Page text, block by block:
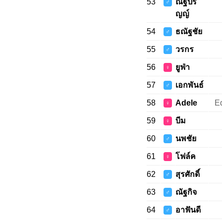
53 ♂
ณัฐปริ
ญญ์
54 ♂ ธณัฐชัย
55 ♂ วรกร
56 ♀ ยูฟ่า
57 ♂ เอกพันธ์
58 ♀ Adele
59 ♀ บีม
60 ♂ นพชัย
61 ♀ โฟล์ค
62 ♂ สุรศักดิ์
63 ♂ ณัฐกิจ
64 ♂ อาฟันดี